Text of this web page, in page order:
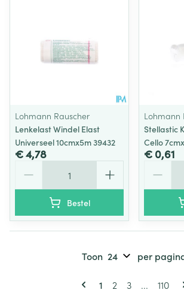
Lohmann Rauscher
Lenkelast Windel Elast
Universeel 10cmx5m 39432
€ 4,78
Bestel
Lohmann
Stellastic
Cello
€ 0,61
Pagina's
U lees momenteel
1 Pagina
2 Pagina
3 ... 110
Toon per